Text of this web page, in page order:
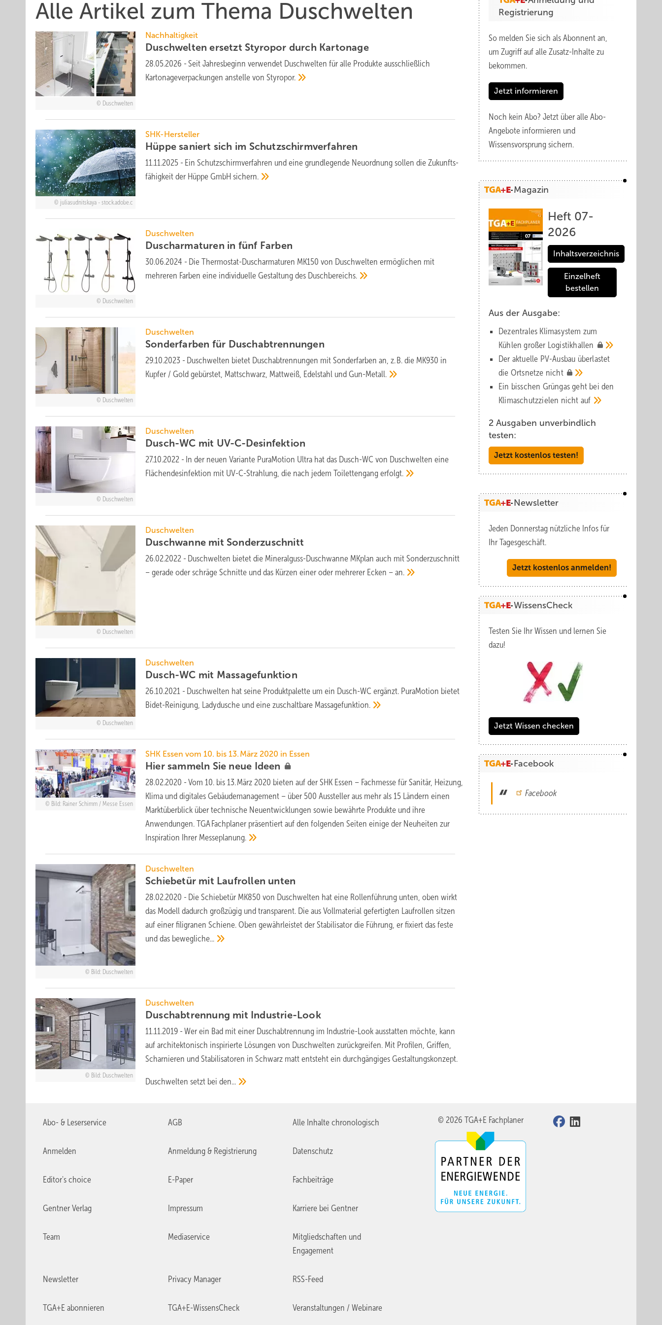
Alle Artikel zum Thema Duschwelten
Duschwelten
Nachhaltigkeit
Duschwelten er­setzt Sty­ro­por durch Kar­to­na­ge
28.05.2026 - Seit Jahresbeginn verwendet Duschwelten für alle Produkte ausschließlich
Kartonageverpackungen anstelle vonStyropor.
juliasudnitskaya - stock.adobe.c
SHK-Hersteller
Hüppe saniert sich im Schutz­schirm­ver­fahren
11.11.2025 - Ein Schutz­schirm­ver­fahren und eine grund­legende Neu­ord­nung sollen die Zukunfts­
fähigkeit der Hüppe GmbHsichern.
Duschwelten
Duschwelten
Duscharmaturen in fünf Farben
30.06.2024 - Die Thermostat-Dusch­armaturen MK150 von Duschwelten er­mög­li­chen mit
mehreren Far­ben eine in­di­vi­du­elle Ge­stal­tung des Dusch­be­reichs.
Duschwelten
Duschwelten
Sonderfarben für Duschabtrennungen
29.10.2023 - Duschwelten bietet Duschabtrennungen mit Sonderfarben an, z. B. die MK930 in
Kupfer / Gold gebürstet, Mattschwarz, Mattweiß, Edelstahl undGun-Metall.
Duschwelten
Duschwelten
Dusch-WC mit UV-C-Desinfektion
27.10.2022 - In der neuen Variante PuraMotion Ultra hat das Dusch-WC von Duschwelten eine
Flächendesinfektion mit UV-C-Strahlung, die nach jedem Toilettengangerfolgt.
Duschwelten
Duschwelten
Duschwanne mit Sonderzuschnitt
26.02.2022 - Duschwelten bietet die Mineralguss-Duschwanne MKplan auch mit Sonderzuschnitt
– gerade oder schräge Schnitte und das Kürzen einer oder mehrerer Ecken –an.
Duschwelten
Duschwelten
Dusch-WC mit Massagefunktion
26.10.2021 - Duschwelten hat seine Produktpalette um ein Dusch-WC ergänzt. PuraMotion bietet
Bidet-Reinigung, Ladydusche und eine zuschaltbare Massagefunktion.
Bild: Rainer Schimm / Messe Essen
SHK Essen vom 10. bis 13. März 2020 in Essen
Hier sammeln Sie neue Ideen
28.02.2020 - Vom 10. bis 13. März 2020 bieten auf der SHK Essen – Fachmesse für Sanitär, Heizung,
Klima und digitales Gebäudemanagement – über 500 Aussteller aus mehr als 15 Ländern einen
Marktüberblick über technische Neuentwicklungen sowie bewährte Produkte und ihre
Anwendungen. TGA Fachplaner präsentiert auf den folgenden Seiten einige der Neuheiten zur
Inspiration Ihrer Messeplanung.
Bild: Duschwelten
Duschwelten
Schiebetür mit Laufrollen unten
28.02.2020 - Die Schiebetür MK850 von Duschwelten hat eine Rollenführung unten, oben wirkt
das Modell dadurch großzügig und transparent. Die aus Vollmaterial gefertigten Laufrollen sitzen
auf einer filigranen Schiene. Oben gewährleistet der Stabilisator die Führung, er fixiert das feste
und das bewegliche...
Bild: Duschwelten
Duschwelten
Duschabtrennung mit Industrie-Look
11.11.2019 - Wer ein Bad mit einer Duschabtrennung im Industrie-Look ausstatten möchte, kann
auf architektonisch inspirierte Lösungen von Duschwelten zurückgreifen. Mit Profilen, Griffen,
Scharnieren und Stabilisatoren in Schwarz matt entsteht ein durchgängiges Gestaltungskonzept.
Duschwelten setzt beiden...
Registrierung
So melden Sie sich als Abonnent an,
um Zugriff auf alle Zusatz-Inhalte zu
bekommen.
Jetzt informieren
Noch kein Abo? Jetzt über alle Abo-
Angebote informieren und
Wissensvorsprung sichern.
Magazin
Heft 07-
2026
Inhaltsverzeichnis
Einzelheft
bestellen
Aus der Ausgabe:
Dezentrales Klimasystem zum
Kühlen großer Logistik­hallen
Der aktuelle PV-Ausbau über­lastet
die Orts­netze nicht
Ein bisschen Grüngas geht bei den
Klima­schutz­zielen nicht auf
2 Ausgaben unverbindlich
testen:
Jetzt kostenlos testen!
Newsletter
Jeden Donnerstag nützliche Infos für
Ihr Tagesgeschäft.
Jetzt kostenlos anmelden!
WissensCheck
Testen Sie Ihr Wissen und lernen Sie
dazu!
Jetzt Wissen checken
Facebook
Facebook
Abo- & Leserservice AGB Alle Inhalte chronologisch
Anmelden Anmeldung & Registrierung Datenschutz
Editor's choice E-Paper Fachbeiträge
Gentner Verlag Impressum Karriere bei Gentner
Team Mediaservice
Mitgliedschaften und
Engagement
Newsletter Privacy Manager RSS-Feed
TGA+E abonnieren TGA+E-WissensCheck Veranstaltungen / Webinare
© 2026 TGA+E Fachplaner